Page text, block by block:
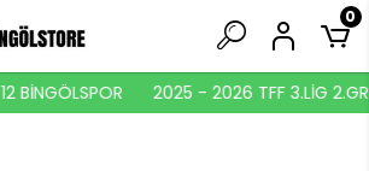
BİNGÖLSPOR 2025 - 2026 TFF 3.LİG
0